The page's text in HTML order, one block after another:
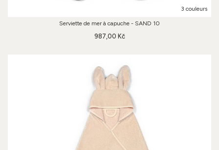
3 couleurs
Serviette de mer à capuche - SAND 10
987,00 Kč